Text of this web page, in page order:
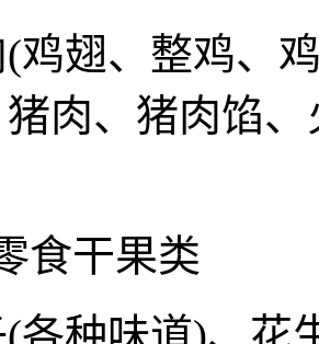
、整鸡、鸡
肉、猪肉馅
干果类
味道)、花